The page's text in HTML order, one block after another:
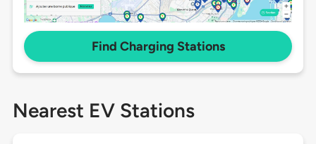
Find Charging Stations
Nearest EV Stations